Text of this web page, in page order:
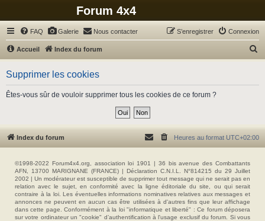
Forum 4x4
FAQ Galerie Nous contacter Connexion
S’enregistrer
Accueil Index du forum
h
Supprimer les cookies
Êtes-vous sûr de vouloir supprimer tous les cookies de ce forum ?
Index du forum Heures au format UTC+02:00
©1998-2022 Forum4x4.org, association loi 1901 | 36 bis avenue des Combattants
AFN, 13700 MARIGNANE (FRANCE) | Déclaration C.N.I.L. N°814215 du 29 Juillet
2002 | Un modérateur est susceptible de supprimer tout message qui ne serait pas en
relation avec le sujet, en conformité avec la ligne éditoriale du site, ou qui serait
contraire à la loi. Les éventuelles informations nominatives relatives aux messages et
annonces ne peuvent en aucun cas être utilisées à d'autres fins que leur affichage
dans cette page. Conformément à la loi "informatique et liberté" : Ce forum déposera
sur votre ordinateur un "cookie" d’authentification à l'usage exclusif du forum. Si vous